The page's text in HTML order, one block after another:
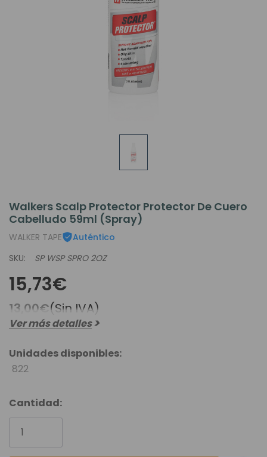
Walkers Scalp Protector Protector De Cuero
Cabelludo 59ml (Spray)
WALKER TAPE
Auténtico
SKU:
SP WSP SPRO 2OZ
15,73€
13,00€(Sin IVA)
Ver más detalles
Unidades disponibles:
822
Cantidad: